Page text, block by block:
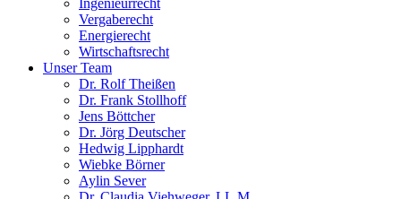
Ingenieurrecht
Vergaberecht
Energierecht
Wirtschaftsrecht
Unser Team
Dr. Rolf Theißen
Dr. Frank Stollhoff
Jens Böttcher
Dr. Jörg Deutscher
Hedwig Lipphardt
Wiebke Börner
Aylin Sever